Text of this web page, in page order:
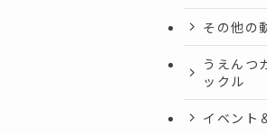
その他の
うえんつ
ックル
イベント